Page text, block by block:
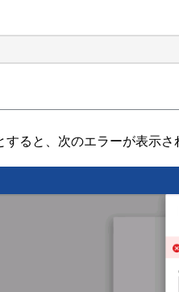
ると、次のエラーが表示さ